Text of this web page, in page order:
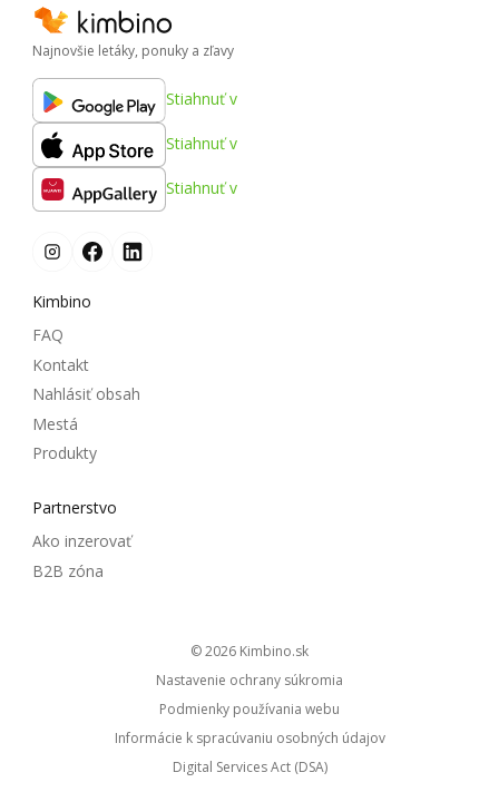
Najnovšie letáky, ponuky a zľavy
Stiahnuť v
Stiahnuť v
Stiahnuť v
Kimbino
FAQ
Kontakt
Nahlásiť obsah
Mestá
Produkty
Partnerstvo
Ako inzerovať
B2B zóna
© 2026
kimbino.sk
Nastavenie ochrany súkromia
Podmienky používania webu
Informácie k spracúvaniu osobných údajov
Digital Services Act (DSA)